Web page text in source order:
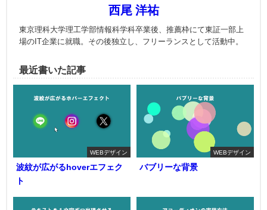
西尾 洋祐
東京理科大学理工学部情報科学科卒業後、推薦枠にて東証一部上
場のIT企業に就職。その後独立し、フリーランスとして活動中。
最近書いた記事
WEBデザイン
波紋が広がるhoverエフェク
ト
WEBデザイン
バブリーな背景